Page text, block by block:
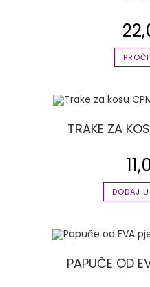
TRAKE ZA
DODAJ
PAPUČE OD